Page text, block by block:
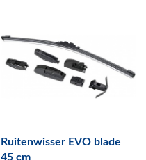
Ruitenwisser EVO blade
45 cm